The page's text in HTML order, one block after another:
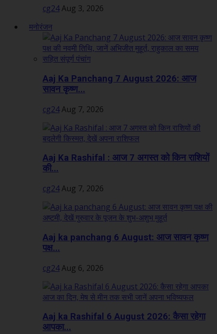
cg24Aug 3, 2026
मनोरंजन
Aaj Ka Panchang 7 August 2026: आज
सावन कृष्ण...
cg24Aug 7, 2026
Aaj Ka Rashifal : आज 7 अगस्त को किन राशियों
की...
cg24Aug 7, 2026
Aaj ka panchang 6 August: आज सावन कृष्ण
पक्ष...
cg24Aug 6, 2026
Aaj ka Rashifal 6 August 2026: कैसा रहेगा
आपका...